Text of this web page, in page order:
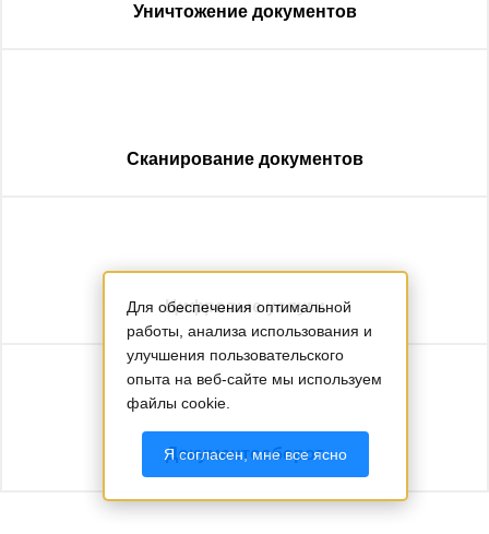
Уничтожение документов
Сканирование документов
Цифровые услуги
Документооборот
Для обеспечения оптимальной
работы, анализа использования и
улучшения пользовательского
опыта на веб-сайте мы используем
файлы cookie.
Я согласен, мне все ясно